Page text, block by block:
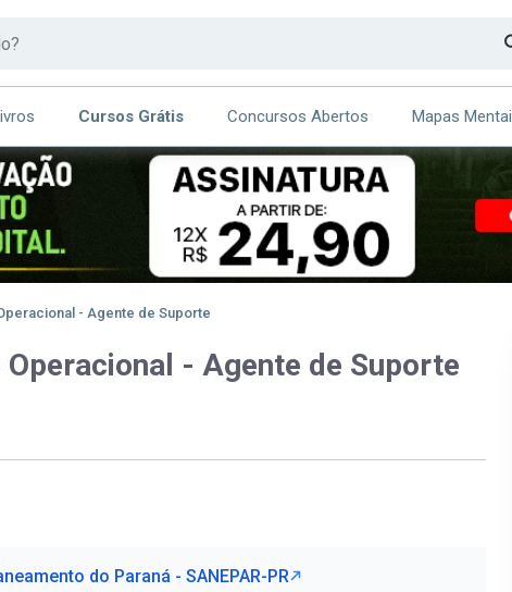
Cursos Grátis Concursos Abertos Mapas
- Agente de Suporte
- Agente de Suporte
do Paraná - SANEPAR-PR